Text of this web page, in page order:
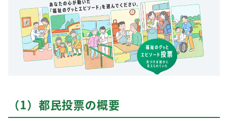
（1）都民投票の概要